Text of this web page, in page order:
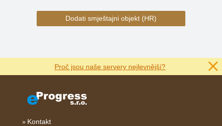
Dodati smještajni objekt (HR)
Proč jsou naše servery nejlevnější?
Kontakt